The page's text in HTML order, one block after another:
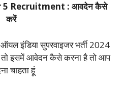
5 Recruitment : आवदेन कैसे
करें
इंडिया सुपरवाइजर भर्ती 2024
तो इसमें आवेदन कैसे करना है तो आप
चाहता हूं